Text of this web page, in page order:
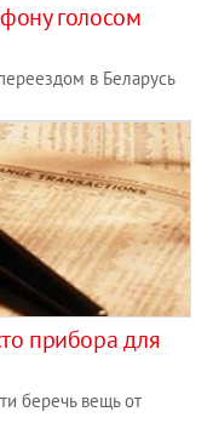
голосом
в Беларусь
прибора для
беречь вещь от